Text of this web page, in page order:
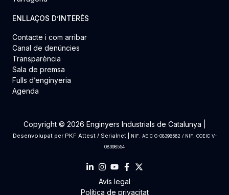
ENLLAÇOS D’INTERÈS
Contacte i com arribar
Canal de denúncies
Transparència
Sala de premsa
Fulls d’enginyeria
Agenda
Copyright © 2026 Enginyers Industrials de Catalunya |
Desenvolupat per PKF Attest/ Serialnet|
NIF. AEIC G-08398562 / NIF. COEIC V-
08398554
Avís legal
Política de privacitat